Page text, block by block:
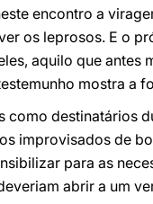
encontro a
os leprosos. E o
aquilo que
mostra a
como destinatários
improvisados de
para as
abrir a um